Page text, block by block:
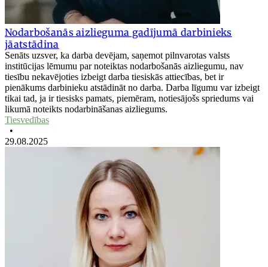
Nodarbošanās aizlieguma gadījumā darbinieks
jāatstādina
Senāts uzsver, ka darba devējam, saņemot pilnvarotas valsts
institūcijas lēmumu par noteiktas nodarbošanās aizliegumu, nav
tiesību nekavējoties izbeigt darba tiesiskās attiecības, bet ir
pienākums darbinieku atstādināt no darba. Darba līgumu var izbeigt
tikai tad, ja ir tiesisks pamats, piemēram, notiesājošs spriedums vai
likumā noteikts nodarbināšanas aizliegums.
Tiesvedības
•
29.08.2025